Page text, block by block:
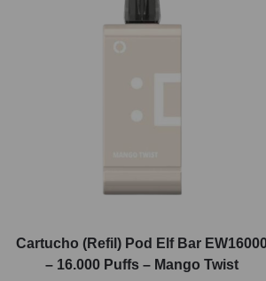
Cartucho (Refil) Pod Elf Bar
– 16.000 Puffs – Mango Twist